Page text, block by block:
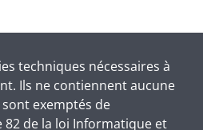
techniques nécessaires à
Ils ne contiennent aucune
exemptés de
de la loi Informatique et